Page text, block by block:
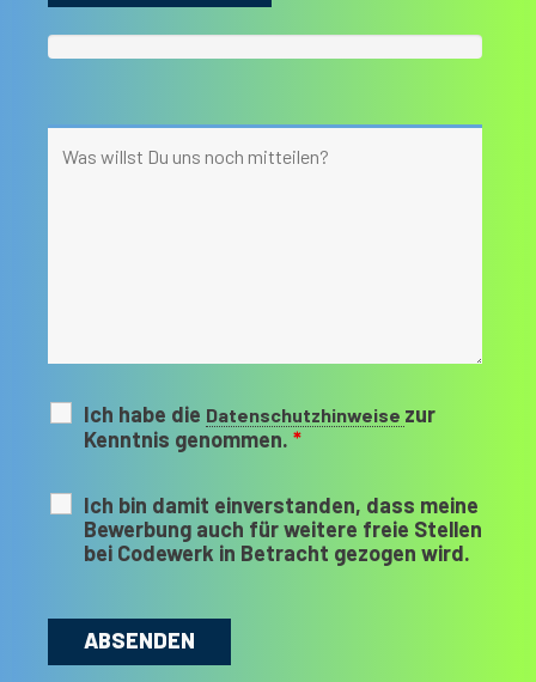
Ich habe die Datenschutzhinweise zur
Kenntnis genommen. *
Ich bin damit einverstanden, dass meine
Bewerbung auch für weitere freie Stellen
bei Codewerk in Betracht gezogen wird.